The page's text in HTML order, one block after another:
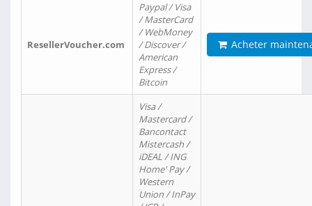
ResellerVoucher.com
Paypal / Visa
/ MasterCard
/ WebMoney
/ Discover /
American
Express /
Bitcoin
Acheter
Visa /
Mastercard /
Bancontact
Mistercash /
iDEAL / ING
Home' Pay /
Western
Union / InPay